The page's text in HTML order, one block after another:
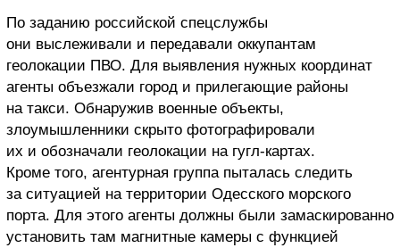
По заданию российской спецслужбы
они выслеживали и передавали оккупантам
геолокации ПВО. Для выявления нужных координат
агенты объезжали город и прилегающие районы
на такси. Обнаружив военные объекты,
злоумышленники скрыто фотографировали
их и обозначали геолокации на гугл-картах.
Кроме того, агентурная группа пыталась следить
за ситуацией на территории Одесского морского
порта. Для этого агенты должны были замаскированно
установить там магнитные камеры с функцией